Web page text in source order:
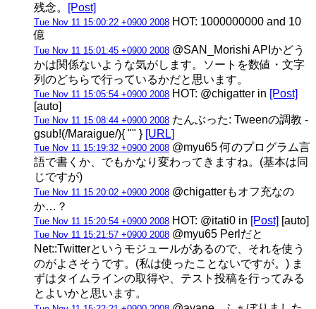
残念。
[Post]
Tue Nov 11 15:00:22 +0900 2008 HOT: 1000000000 and 10
億
Tue Nov 11 15:01:45 +0900 2008 @SAN_Morishi APIかどう
かは関係ないような気がします。ソートを数値・文字
列のどちらで行っているかだと思います。
Tue Nov 11 15:05:54 +0900 2008 HOT: @chigatter in [Post]
[auto]
Tue Nov 11 15:08:44 +0900 2008 たんぶった: Tweenの調教 -
gsub!(/Maraigue/){ "" } [URL]
Tue Nov 11 15:19:32 +0900 2008 @myu65 何のプログラム言
語で書くか、でもかなり変わってきますね。(基本は同
じですが)
Tue Nov 11 15:20:02 +0900 2008 @chigatterもオフ充なの
か…？
Tue Nov 11 15:20:54 +0900 2008 HOT: @itati0 in [Post] [auto]
Tue Nov 11 15:21:57 +0900 2008 @myu65 Perlだと
Net::Twitterというモジュールがあるので、それを使う
のがよさそうです。(私は使ったことないですが。) ま
ずはタイムラインの取得や、テスト投稿を行ってみる
とよいかと思います。